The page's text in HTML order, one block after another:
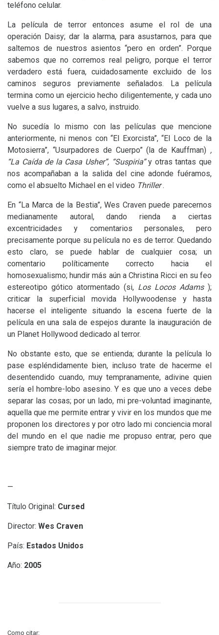
teléfono celular.
La película de terror entonces asume el rol de una
operación Daisy; dar la alarma, para asustarnos, para que
saltemos de nuestros asientos “pero en orden”. Porque
sabemos que no corremos real peligro, porque el terror
verdadero está fuera, cuidadosamente excluido de los
caminos seguros previamente señalados. La película
termina como un ejercicio hecho diligentemente, y cada uno
vuelve a sus lugares, a salvo, instruido.
No sucedía lo mismo con las películas que mencione
anteriormente, ni menos con “El Exorcista”, “El Loco de la
Motosierra”, “Usurpadores de Cuerpo”(la de Kauffman) ,
“La Caída de la Casa Usher”, “Suspiria”y otras tantas que
nos acompañaban a la salida del cine adonde fuéramos,
como el absuelto Michael en el video Thriller.
En “La Marca de la Bestia”, Wes Craven puede parecernos
medianamente autoral, dando rienda a ciertas
excentricidades y comentarios personales, pero
precisamente porque su película no es de terror. Quedando
esto claro, se puede hablar de cualquier cosa; un
comentario políticamente correcto hacia el
homosexualismo; hundir más aún a Christina Ricci en su feo
estereotipo gótico atormentado (si, Los Locos Adams );
criticar la superficial movida Hollywoodense y hasta
hacerse el inteligente situando la escena fuerte de la
película en una sala de espejos durante la inauguración de
un Planet Hollywood dedicado al terror.
No obstante esto, que se entienda; durante la película lo
pase espléndidamente bien, incluso trate de hacerme el
desentendido cuando, muy tempranamente, adivine quien
sería el hombre-lobo asesino. Y es que uno a veces debe
separar las cosas; por un lado, mi pre-voluntad imaginante,
aquella que me permite entrar y vivir en los mundos que me
proponen los directores y por otro lado mi conciencia moral
del mundo en el que nadie me propuso entrar, pero que
siempre trato de imaginar mejor.
—
Título Original: Cursed
Director: Wes Craven
País: Estados Unidos
Año: 2005
Como citar: